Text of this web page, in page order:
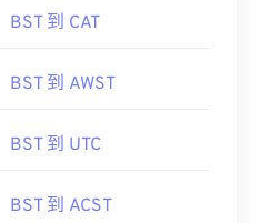
BST 到 CAT
BST 到 AWST
BST 到 UTC
BST 到 ACST